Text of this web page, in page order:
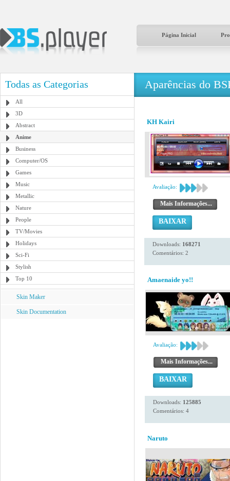
Página Inicial
Todas as Categorias
All
3D
Abstract
Anime
Business
Computer/OS
Games
Music
Metallic
Nature
People
TV/Movies
Holidays
Sci-Fi
Stylish
Top 10
Skin Maker
Skin Documentation
Aparências do
KH Kairi
Avaliação:
Mais Informações...
BAIXAR
Downloads: 168271
Comentários: 2
Amaenaide yo!!
Avaliação:
Mais Informações...
BAIXAR
Downloads: 125885
Comentários: 4
Naruto